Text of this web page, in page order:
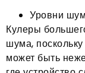
Уровни
Кулеры
шума,
может быть